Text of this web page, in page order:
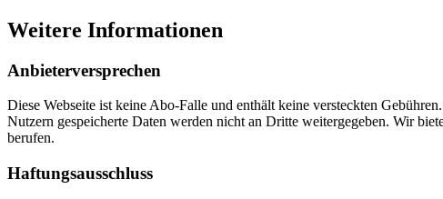
Weitere Informationen
Anbieterversprechen
Diese Webseite ist keine Abo-Falle und enthält keine versteckten
Nutzern gespeicherte Daten werden nicht an Dritte weitergegeben. Wir
berufen.
Haftungsausschluss